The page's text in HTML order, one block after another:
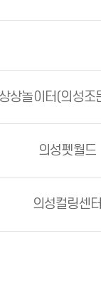
의성펫월드
의성컬링센터